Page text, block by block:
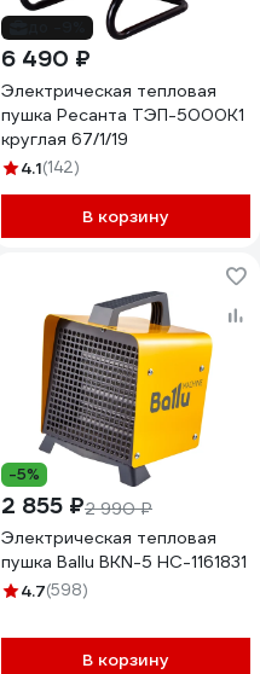
6 490 ₽
Электрическая тепловая
пушка Ресанта ТЭП-5000К1
круглая 67/1/19
4.1(142)
В корзину
-5%
2 855 ₽2 990 ₽
Электрическая тепловая
пушка Ballu BKN-5 НС-1161831
4.7(598)
В корзину